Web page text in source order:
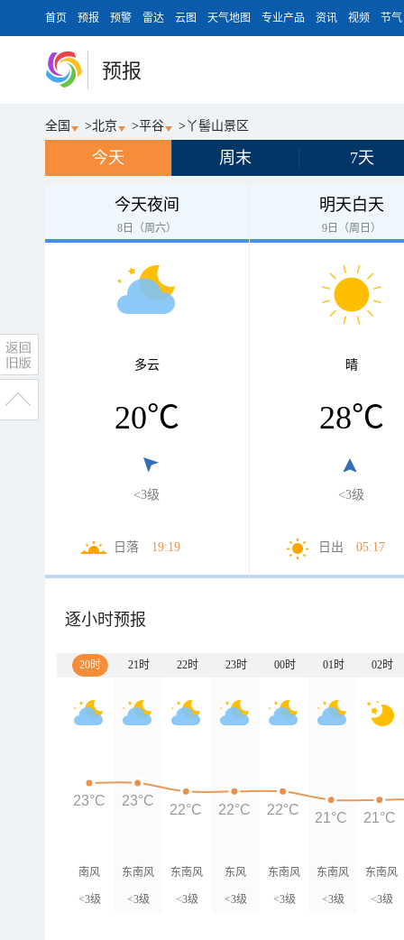
首页 预报 预警 雷达 云图 天气地图 专业产品 资讯 视频 节气
预报
全国 >北京 >平谷 > 丫髻山景区
今天 周末 7天
今天夜间
8日（周六）
多云
20℃
<3级
日落 19:19
明天白天
9日（周日）
晴
28℃
<3级
日出 05:17
逐小时预报
20时 21时 22时 23时 00时 01时 02时
南风
<3级
东南风
<3级
东南风
<3级
东风
<3级
东南风
<3级
东南风
<3级
东南风
<3级
23°C 23°C
22°C 22°C 22°C
21°C 21°C